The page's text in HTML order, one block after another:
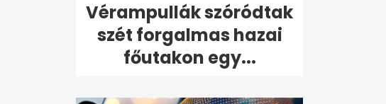
Vérampullák szóródtak
szét forgalmas hazai
főutakon egy...